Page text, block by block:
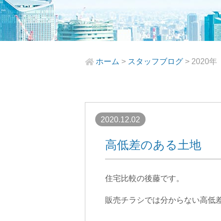
ホーム > スタッフブログ > 2020年
2020.12.02
高低差のある土地
住宅比較の後藤です。
販売チラシでは分からない高低